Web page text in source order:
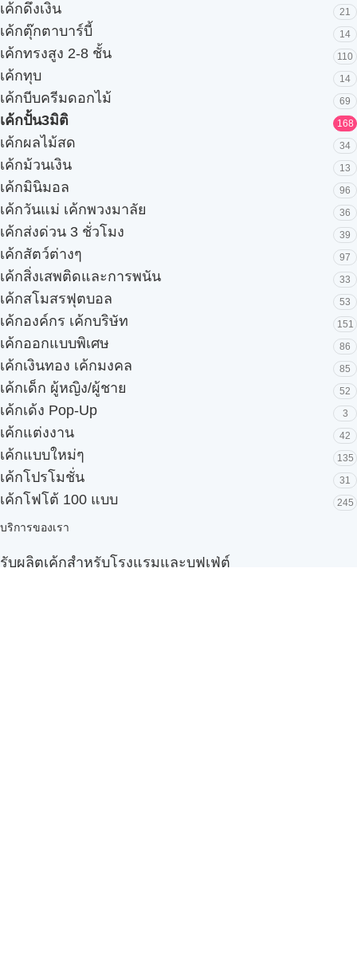
เค้กดึงเงิน 21
เค้กตุ๊กตาบาร์บี้ 14
เค้กทรงสูง 2-8 ชั้น 110
เค้กทุบ 14
เค้กบีบครีมดอกไม้ 69
เค้กปั้น3มิติ 168
เค้กผลไม้สด 34
เค้กม้วนเงิน 13
เค้กมินิมอล 96
เค้กวันแม่ เค้กพวงมาลัย 36
เค้กส่งด่วน 3 ชั่วโมง 39
เค้กสัตว์ต่างๆ 97
เค้กสิ่งเสพติดและการพนัน 33
เค้กสโมสรฟุตบอล 53
เค้กองค์กร เค้กบริษัท 151
เค้กออกแบบพิเศษ 86
เค้กเงินทอง เค้กมงคล 85
เค้กเด็ก ผู้หญิง/ผู้ชาย 52
เค้กเด้ง Pop-Up 3
เค้กแต่งงาน 42
เค้กแบบใหม่ๆ 135
เค้กโปรโมชั่น 31
เค้กโฟโต้ 100 แบบ 245
บริการของเรา
รับผลิตเค้กสำหรับโรงแรมและบุฟเฟ่ต์